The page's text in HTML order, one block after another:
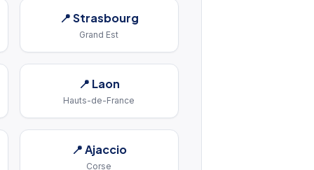
📍Strasbourg
Grand Est
📍 Laon
Hauts-de-France
📍Ajaccio
Corse